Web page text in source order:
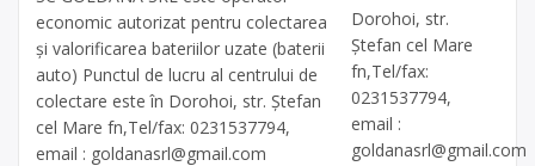
economic autorizat pentru colectarea
și valorificarea bateriilor uzate (baterii
auto) Punctul de lucru al centrului de
colectare este în Dorohoi, str. Ştefan
cel Mare fn,Tel/fax: 0231537794,
email : goldanasrl@gmail.com
Dorohoi, str.
Ştefan cel Mare
fn,Tel/fax:
0231537794,
email :
goldanasrl@gmail.com